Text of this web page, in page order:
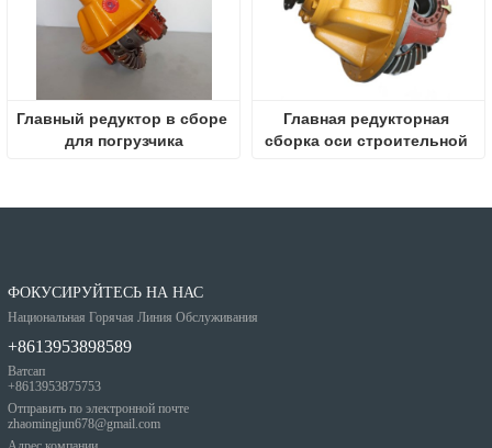
Главный редуктор в сборе
для погрузчика
Главная редукторная
сборка оси строительной
ФОКУСИРУЙТЕСЬ НА НАС
Национальная Горячая Линия Обслуживания
+8613953898589
Ватсап
+8613953875753
Отправить по электронной почте
zhaomingjun678@gmail.com